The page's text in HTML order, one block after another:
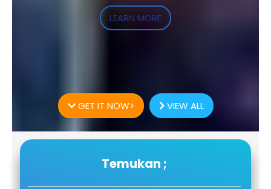
LEARN MORE
GET IT NOW> VIEW ALL
Temukan ;